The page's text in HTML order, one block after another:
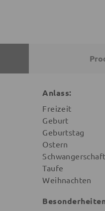
Anlass:
Freizeit
Geburt
Geburtstag
Ostern
Schwangerschaft
Taufe
Weihnachten